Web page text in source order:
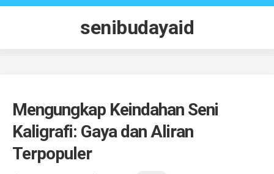
Skip
senibudayaid
Mengungkap Keindahan Seni
Kaligrafi: Gaya dan Aliran
Terpopuler